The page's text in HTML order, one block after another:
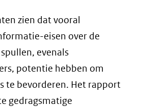
zien dat vooral
eisen over de
evenals
potentie hebben om
te bevorderen. Het rapport
gedragsmatige